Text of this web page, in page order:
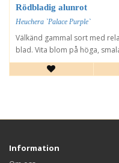
Rödbladig alunrot
Heuchera `Palace Purple`
Välkänd gammal sort med
blad. Vita blom på höga,
Information